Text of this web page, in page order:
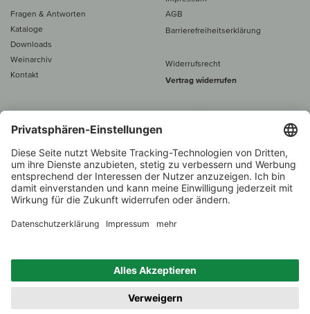
Fragen & Antworten
Kataloge
Downloads
Weinarchiv
Kontakt
AGB
Barrierefreiheitserklärung
Widerrufsrecht
Vertrag widerrufen
Alle Preise inkl. MwSt., zzgl. 5 €
60 € versand­kosten­
Beratung unter
1.000 Winzer –
Weinhändler
des Jahres 2022
Zurück